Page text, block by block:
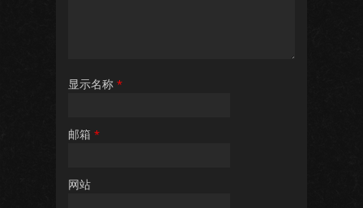
显示名称 *
邮箱 *
网站